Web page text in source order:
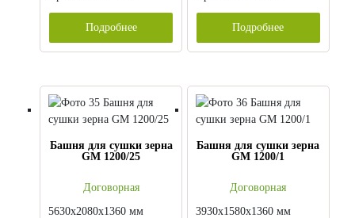
Подробнее Подробнее
Башня для сушки зерна
GM 1200/25
Договорная
5630х2080х1360 мм
Башня для сушки зерна
GM 1200/1
Договорная
3930х1580х1360 мм